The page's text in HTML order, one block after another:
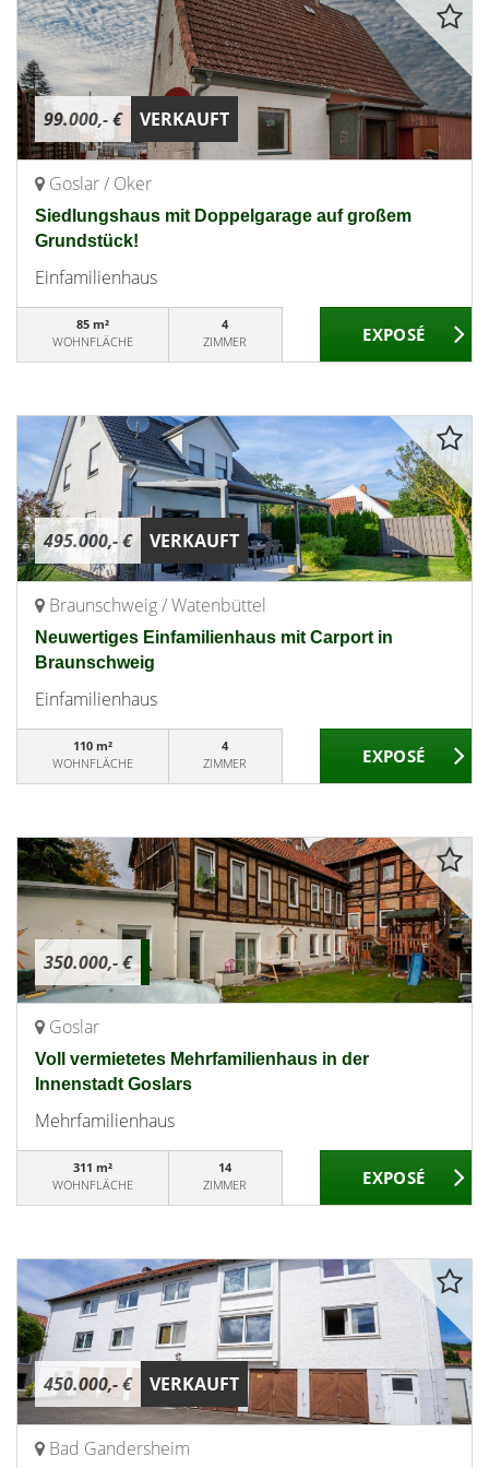
99.000,- € VERKAUFT
Goslar / Oker
Siedlungshaus mit Doppelgarage auf großem
Grundstück!
Einfamilienhaus
85 m²
WOHNFLÄCHE
4
ZIMMER
495.000,- € VERKAUFT
Braunschweig / Watenbüttel
Neuwertiges Einfamilienhaus mit Carport in
Braunschweig
Einfamilienhaus
110 m²
WOHNFLÄCHE
4
ZIMMER
350.000,- €
Goslar
Voll vermietetes Mehrfamilienhaus in der
Innenstadt Goslars
Mehrfamilienhaus
311 m²
WOHNFLÄCHE
14
ZIMMER
450.000,- € VERKAUFT
Bad Gandersheim